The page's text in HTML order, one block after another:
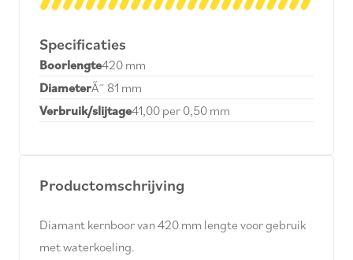
Specificaties
Boorlengte420 mm
DiameterÃ˜ 81 mm
Verbruik/slijtage41,00 per 0,50 mm
Productomschrijving
Diamant kernboor van 420 mm lengte voor gebruik
met waterkoeling.